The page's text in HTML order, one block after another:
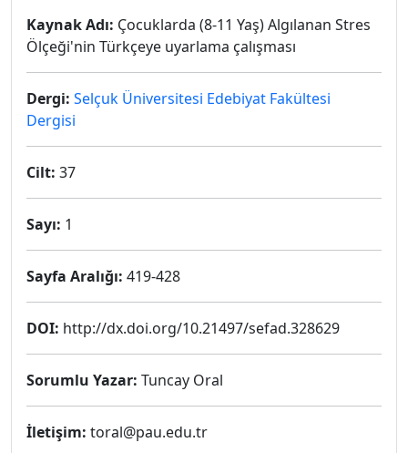
Kaynak Adı: Çocuklarda (8-11 Yaş) Algılanan Stres
Ölçeği'nin Türkçeye uyarlama çalışması
Dergi: Selçuk Üniversitesi Edebiyat Fakültesi
Dergisi
Cilt: 37
Sayı: 1
Sayfa Aralığı: 419-428
DOI: http://dx.doi.org/10.21497/sefad.328629
Sorumlu Yazar: Tuncay Oral
İletişim: toral@pau.edu.tr